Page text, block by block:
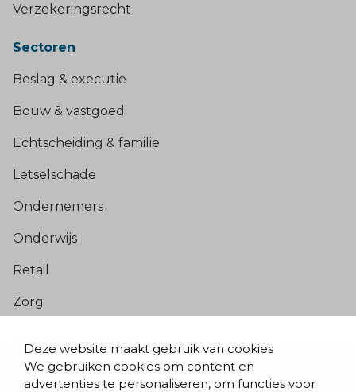
Deze website maakt gebruik van cookies
We gebruiken cookies om content en
advertenties te personaliseren, om functies voor
Verzekeringsrecht
Sectoren
Beslag & executie
Bouw & vastgoed
Echtscheiding & familie
Letselschade
Ondernemers
Onderwijs
Retail
Zorg
Blogs & nieuws